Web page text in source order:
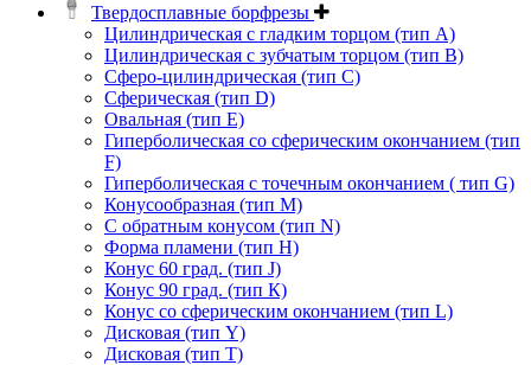
Твердосплавные борфрезы
Цилиндрическая с гладким торцом (тип А)
Цилиндрическая с зубчатым торцом (тип В)
Сферо-цилиндрическая (тип С)
Сферическая (тип D)
Овальная (тип Е)
Гиперболическая со сферическим окончанием (тип
F)
Гиперболическая с точечным окончанием ( тип G)
Конусообразная (тип М)
C обратным конусом (тип N)
Форма пламени (тип H)
Конус 60 град. (тип J)
Конус 90 град. (тип К)
Конус со сферическим окончанием (тип L)
Дисковая (тип Y)
Дисковая (тип Т)